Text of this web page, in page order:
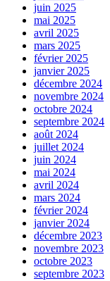
juin 2025
mai 2025
avril 2025
mars 2025
février 2025
janvier 2025
décembre 2024
novembre 2024
octobre 2024
septembre 2024
août 2024
juillet 2024
juin 2024
mai 2024
avril 2024
mars 2024
février 2024
janvier 2024
décembre 2023
novembre 2023
octobre 2023
septembre 2023